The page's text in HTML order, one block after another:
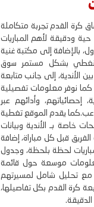
القدم تجربة متكاملة
ودقيقة لأهم المباريات
بالإضافة إلى مكتبة غنية
نغطي بشكل مستمر سوق
الأندية، إلى جانب متابعة
كما نوفر معلومات تفصيلية
إحصائياتهم، وأدائهم عبر
يقدم الموقع تغطية
خاصة بـ الأندية وبيانات
قبل كل مباراة، إضافة
لحظة بلحظة، وجدول
موسعة حول قائمة
مع تحليل شامل لمسيرتهم
كرة القدم بكل تفاصيلها،